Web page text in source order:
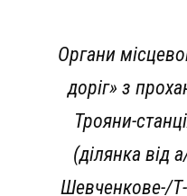
Органи
доріг» з
Трояни-
(ділянка
Шевченкове-/